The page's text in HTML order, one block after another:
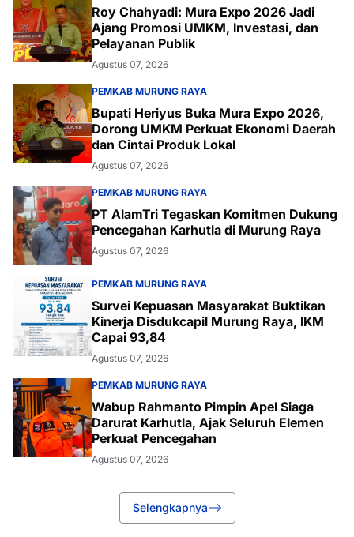
Roy Chahyadi: Mura Expo 2026 Jadi
Ajang Promosi UMKM, Investasi, dan
Pelayanan Publik
Agustus 07, 2026
PEMKAB MURUNG RAYA
Bupati Heriyus Buka Mura Expo 2026,
Dorong UMKM Perkuat Ekonomi Daerah
dan Cintai Produk Lokal
Agustus 07, 2026
PEMKAB MURUNG RAYA
PT AlamTri Tegaskan Komitmen Dukung
Pencegahan Karhutla di Murung Raya
Agustus 07, 2026
PEMKAB MURUNG RAYA
Survei Kepuasan Masyarakat Buktikan
Kinerja Disdukcapil Murung Raya, IKM
Capai 93,84
Agustus 07, 2026
PEMKAB MURUNG RAYA
Wabup Rahmanto Pimpin Apel Siaga
Darurat Karhutla, Ajak Seluruh Elemen
Perkuat Pencegahan
Agustus 07, 2026
Selengkapnya